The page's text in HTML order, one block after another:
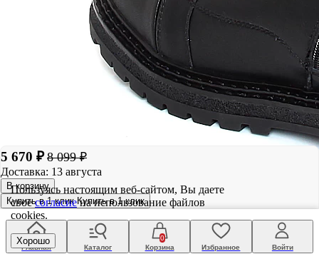
5 670 ₽ 8 099 ₽
Доставка: 13 августа
В корзину
Купить в 1 клик Купить в 1 клик
Главная Каталог
0
Корзина
Избранное Войти
Пользуясь настоящим веб-сайтом, Вы даете
своесогласиена использование файлов
cookies.
Хорошо